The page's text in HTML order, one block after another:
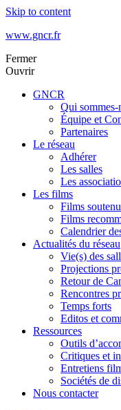
Skip to content
www.gncr.fr
Fermer
Ouvrir
GNCR
Qui sommes-
Équipe et
Partenaires
Le réseau
Adhérer
Les salles
Les
Les films
Films
Films
Calendrier
Actualités du réseau
Vie(s) des
Projections
Retour de
Rencontres
Temps forts
Editos et
Ressources
Outils
Critiques et
Entretiens
Sociétés de
Nous contacter